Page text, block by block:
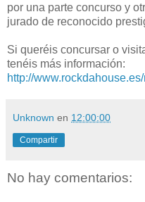
por una parte concurso y
jurado de reconocido
Si queréis concursar o
tenéis más información:
http://
Unknown en 12:00:00
Compartir
No hay comentarios: